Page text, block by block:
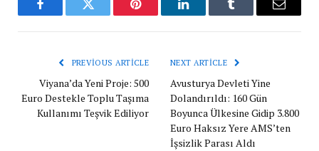
FacebookTwitter Pinterest LinkedInTumblr Email
PREVIOUS ARTICLE
Viyana’da Yeni Proje: 500
Euro Destekle Toplu Taşıma
Kullanımı Teşvik Ediliyor
NEXT ARTICLE
Avusturya Devleti Yine
Dolandırıldı: 160 Gün
Boyunca Ülkesine Gidip 3.800
Euro Haksız Yere AMS’ten
İşsizlik Parası Aldı